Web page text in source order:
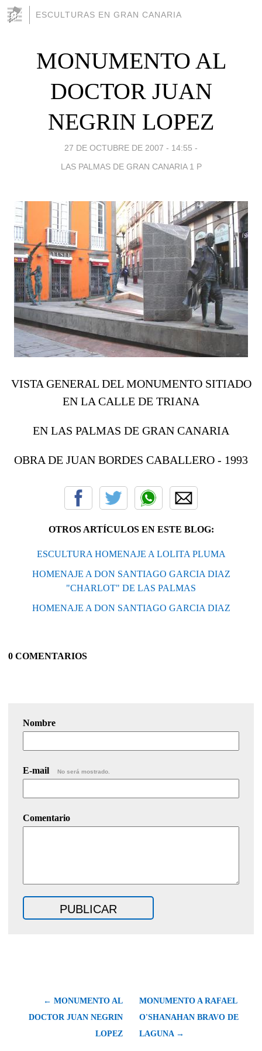
ESCULTURAS EN GRAN CANARIA
MONUMENTO AL
DOCTOR JUAN
NEGRIN LOPEZ
27 DE OCTUBRE DE 2007 - 14:55 -
LAS PALMAS DE GRAN CANARIA 1 P
VISTA GENERAL DEL MONUMENTO SITIADO
EN LA CALLE DE TRIANA
EN LAS PALMAS DE GRAN CANARIA
OBRA DE JUAN BORDES CABALLERO - 1993
OTROS ARTÍCULOS EN ESTE BLOG:
ESCULTURA HOMENAJE A LOLITA PLUMA
HOMENAJE A DON SANTIAGO GARCIA DIAZ
"CHARLOT" DE LAS PALMAS
HOMENAJE A DON SANTIAGO GARCIA DIAZ
0 COMENTARIOS
Nombre
E-mail No será mostrado.
Comentario
← MONUMENTO AL
DOCTOR JUAN NEGRIN
LOPEZ
MONUMENTO A RAFAEL
O'SHANAHAN BRAVO DE
LAGUNA →